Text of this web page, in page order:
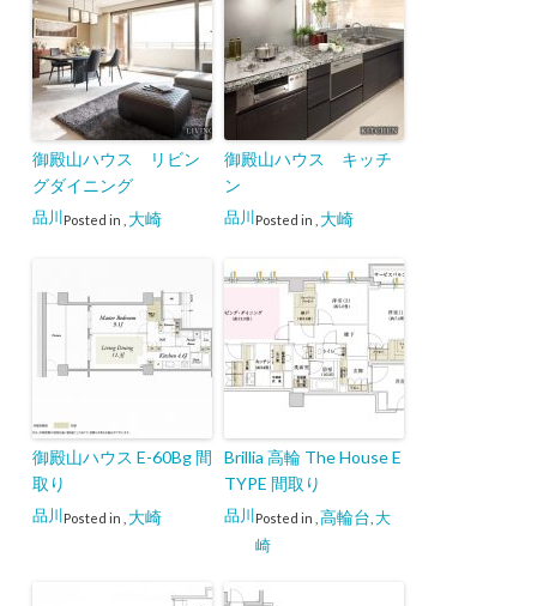
御殿山ハウス リビン
グダイニング
Posted in
品川 大崎
御殿山ハウス キッチ
ン
Posted in
品川 大崎
御殿山ハウス E-60Bg 間
取り
Posted in
品川 大崎
Brillia 高輪 The House E
TYPE 間取り
Posted in
品川 高輪台 大
崎